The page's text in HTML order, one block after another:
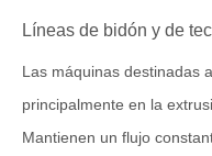
Líneas de bidón y de
Las máquinas destinadas
principalmente en la
Mantienen un flujo